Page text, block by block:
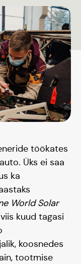
töökates
Üks ei saa
ka
World Solar
kuud tagasi
koosnedes
tootmise